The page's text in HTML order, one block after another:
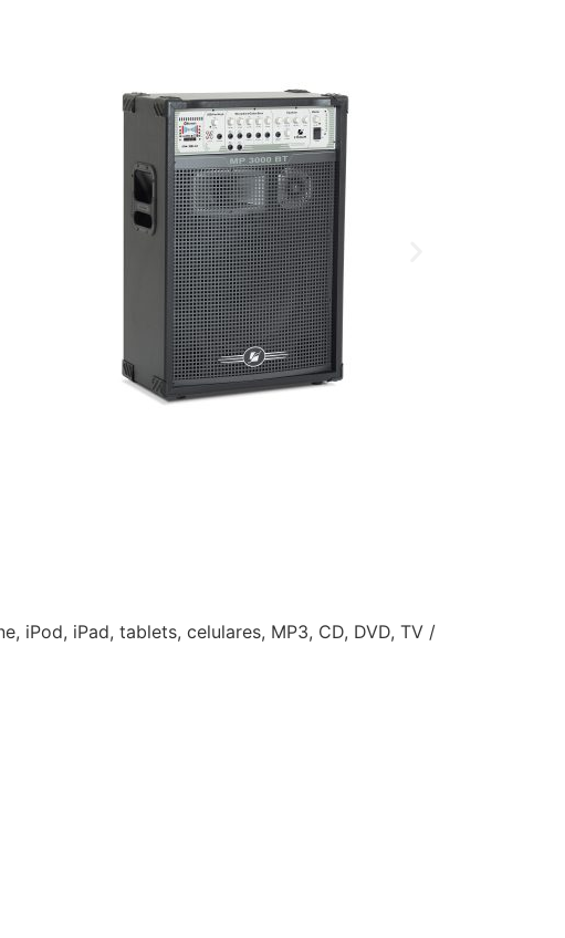
iPod, iPad, tablets, celulares, MP3, CD, DVD, TV /